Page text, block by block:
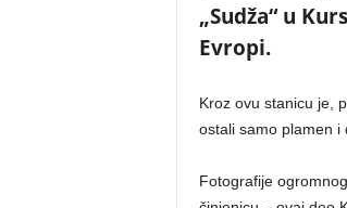
„Sudža“ u
Evropi.
Kroz ovu stanicu je,
ostali samo plamen i
Fotografije